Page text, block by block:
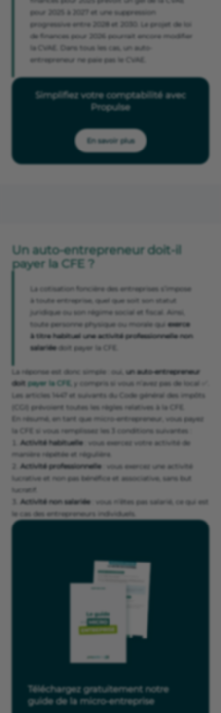
pour 2025 à 2027 et une suppression
progressive entre 2028 et 2030. Le projet de loi
de finances pour 2026 pourrait encore modifier
la CVAE. Dans tous les cas, un auto-
entrepreneur ne paie pas le CVAE.
Simplifiez votre comptabilité avec
Propulse
En savoir plus
Un auto-entrepreneur doit-il
payer la CFE ?
La cotisation foncière des entreprises s’impose
à toute entreprise, quel que soit son statut
juridique ou son régime social et fiscal. Ainsi,
toute personne physique ou morale qui exerce
à titre habituel une activité professionnelle non
salariéedoit payer la CFE.
La réponse est donc simple : oui, un auto-entrepreneur
doit payer la CFE
, y compris si vous n’avez pas de local ✅.
Les articles 1447 et suivants du Code général des impôts
(CGI) prévoient toutes les règles relatives à la CFE.
En résumé, en tant que micro-entrepreneur, vous payez
la CFE si vous remplissez les 3 conditions suivantes :
Activité habituelle: vous exercez votre activité de
manière répétée et régulière.
Activité professionnelle: vous exercez une activité
lucrative et non pas bénéfice et associative, sans but
lucratif.
Activité non salariée: vous n’êtes pas salarié, ce qui est
le cas des entrepreneurs individuels.
Téléchargez gratuitement notre
guide de la micro-entreprise